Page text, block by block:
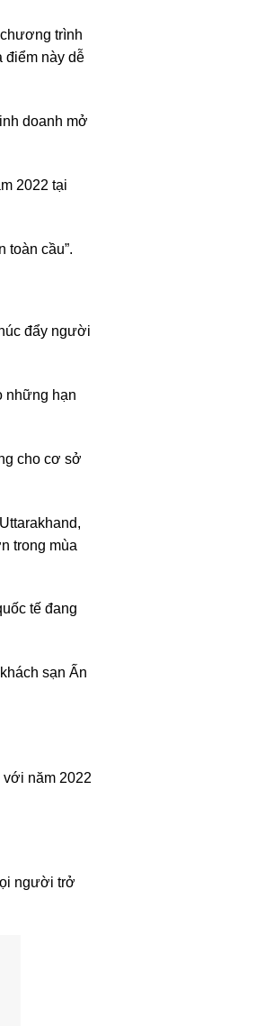
trình
điểm này dễ
doanh mở
2022 tại
toàn cầu”.
đẩy người
những hạn
cho cơ sở
trong mùa
tế đang
sạn Ấn
với năm 2022
người trở